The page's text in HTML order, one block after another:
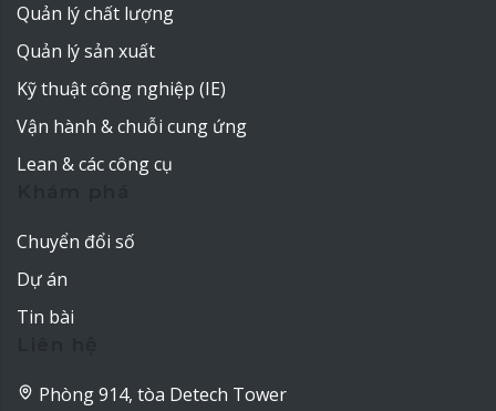
Quản lý chất lượng
Quản lý sản xuất
Kỹ thuật công nghiệp (IE)
Vận hành & chuỗi cung ứng
Lean & các công cụ
Chuyển đổi số
Dự án
Tin bài
Phòng 914, tòa Detech Tower